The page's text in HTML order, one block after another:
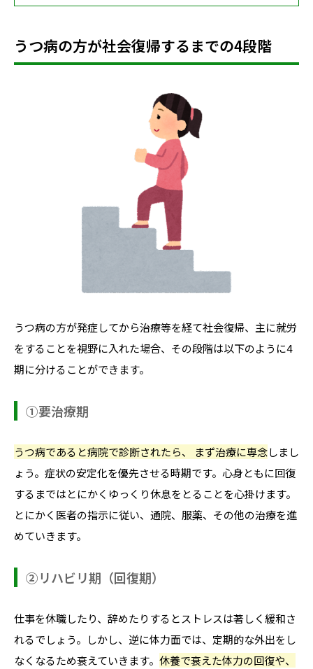
うつ病の方が社会復帰するまでの4段階
うつ病の方が発症してから治療等を経て社会復帰、主に就労
をすることを視野に入れた場合、その段階は以下のように4
期に分けることができます。
①要治療期
うつ病であると病院で診断されたら、 まず治療に専念しまし
ょう。症状の安定化を優先させる時期です。心身ともに回復
するまではとにかくゆっくり休息をとることを心掛けます。
とにかく医者の指示に従い、通院、服薬、その他の治療を進
めていきます。
②リハビリ期（回復期）
仕事を休職したり、辞めたりするとストレスは著しく緩和さ
れるでしょう。しかし、逆に体力面では、定期的な外出をし
なくなるため衰えていきます。 休養で衰えた体力の回復や、